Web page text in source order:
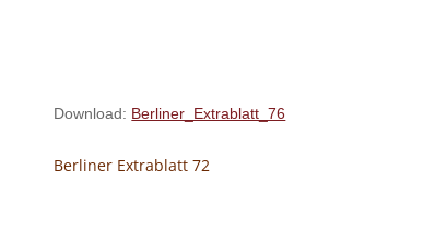
Download: Berliner_Extrablatt_76
Berliner Extrablatt 72